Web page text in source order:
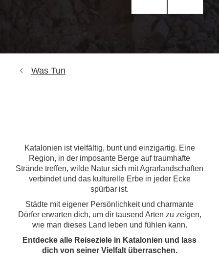
Was Tun
Katalonien ist vielfältig, bunt und einzigartig. Eine
Region, in der imposante Berge auf traumhafte
Strände treffen, wilde Natur sich mit Agrarlandschaften
verbindet und das kulturelle Erbe in jeder Ecke
spürbar ist.
Städte mit eigener Persönlichkeit und charmante
Dörfer erwarten dich, um dir tausend Arten zu zeigen,
wie man dieses Land leben und fühlen kann.
Entdecke alle Reiseziele in Katalonien und lass
dich von seiner Vielfalt überraschen.